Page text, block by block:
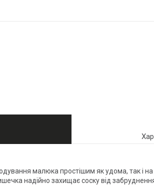
малюка простішим як удома, так і
надійно захищає соску від